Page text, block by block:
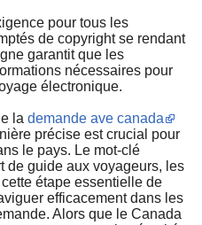
pour tous les
de copyright se rendant
garantit que les
nécessaires pour
électronique.
la demande ave canada
précise est crucial pour
le pays. Le mot-clé
de guide aux voyageurs, les
étape essentielle de
efficacement dans les
Alors que le Canada